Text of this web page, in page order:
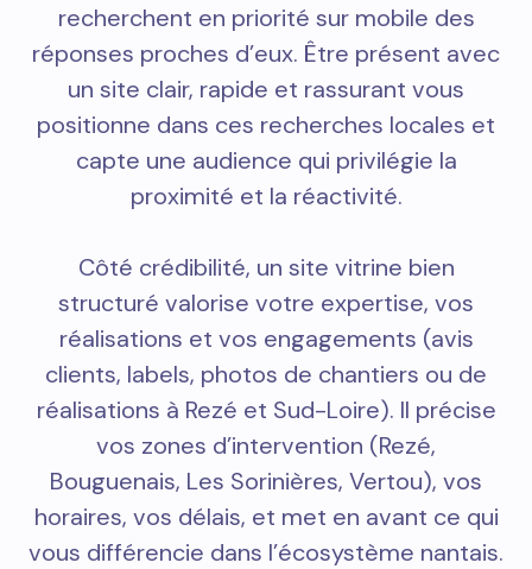
recherchent en priorité sur mobile des
réponses proches d’eux. Être présent avec
un site clair, rapide et rassurant vous
positionne dans ces recherches locales et
capte une audience qui privilégie la
proximité et la réactivité.
Côté crédibilité, un site vitrine bien
structuré valorise votre expertise, vos
réalisations et vos engagements (avis
clients, labels, photos de chantiers ou de
réalisations à Rezé et Sud-Loire). Il précise
vos zones d’intervention (Rezé,
Bouguenais, Les Sorinières, Vertou), vos
horaires, vos délais, et met en avant ce qui
vous différencie dans l’écosystème nantais.